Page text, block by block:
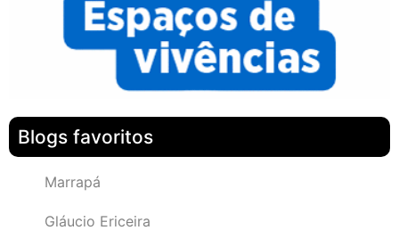
Blogs favoritos
Marrapá
Gláucio Ericeira